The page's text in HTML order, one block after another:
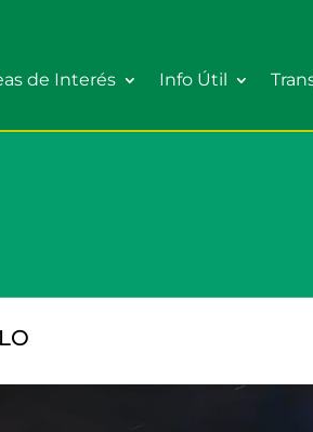
de Interés Info Útil